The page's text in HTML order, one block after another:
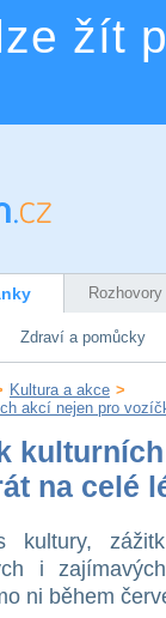
žít
Rozhovory
Zdraví a pomůcky
Kultura a akce >
akcí nejen pro
na celé
kultury,
i
ni během